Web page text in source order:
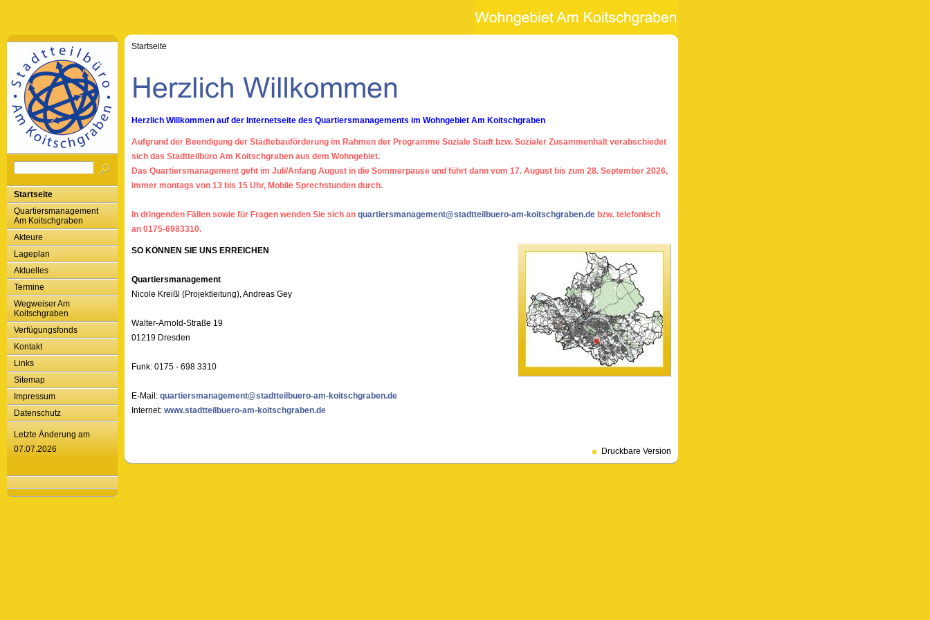
Startseite
Quartiersmanagement
Am Koitschgraben
Akteure
Lageplan
Aktuelles
Termine
Wegweiser Am
Koitschgraben
Verfügungsfonds
Kontakt
Links
Sitemap
Impressum
Datenschutz
Letzte Änderung am
07.07.2026
Startseite
Herzlich Willkommen auf der Internetseite des Quartiersmanagements im Wohngebiet Am Koitschgraben
Aufgrund der Beendigung der Städtebauförderung im Rahmen der Programme Soziale Stadt bzw. Sozialer Zusammenhalt verabschiedet
sich das Stadtteilbüro Am Koitschgraben aus dem Wohngebiet.
Das Quartiersmanagement geht im Juli/Anfang August in die Sommerpause und führt dann vom 17. August bis zum 28. September 2026,
immer montags von 13 bis 15 Uhr, Mobile Sprechstunden durch.
In dringenden Fällen sowie für Fragen wenden Sie sich an quartiersmanagement@stadtteilbuero-am-koitschgraben.de bzw. telefonisch
an 0175-6983310.
SO KÖNNEN SIE UNS ERREICHEN
Quartiersmanagement
Nicole Kreißl (Projektleitung), Andreas Gey
Walter-Arnold-Straße 19
01219 Dresden
Funk: 0175 - 698 3310
E-Mail: quartiersmanagement@stadtteilbuero-am-koitschgraben.de
Internet: www.stadtteilbuero-am-koitschgraben.de
Druckbare Version